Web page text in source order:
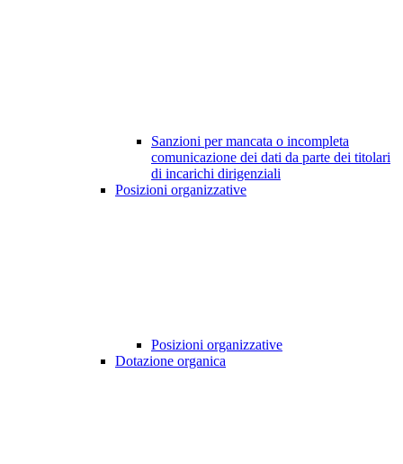
Sanzioni per mancata o incompleta
comunicazione dei dati da parte dei titolari
di incarichi dirigenziali
Posizioni organizzative
Posizioni organizzative
Dotazione organica